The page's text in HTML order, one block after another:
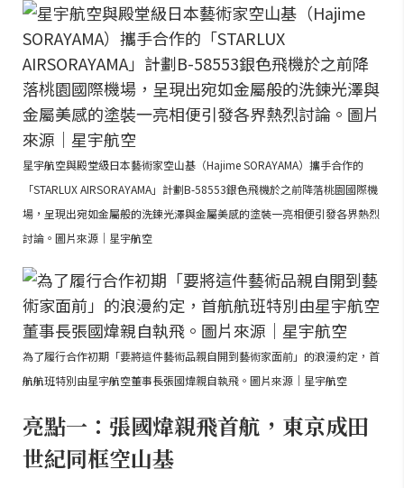
星宇航空與殿堂級日本藝術家空山基（Hajime SORAYAMA）攜手合作的
「STARLUX AIRSORAYAMA」計劃B-58553銀色飛機於之前降落桃園國際機
場，呈現出宛如金屬般的洗鍊光澤與金屬美感的塗裝一亮相便引發各界熱烈
討論。圖片來源｜星宇航空
為了履行合作初期「要將這件藝術品親自開到藝術家面前」的浪漫約定，首
航航班特別由星宇航空董事長張國煒親自執飛。圖片來源｜星宇航空
亮點一：張國煒親飛首航，東京成田
世紀同框空山基